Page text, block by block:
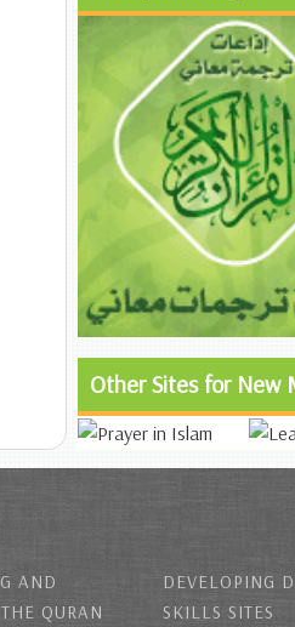
Other Sites for New
AND
QURAN
DEVELOPING
SKILLS SITES